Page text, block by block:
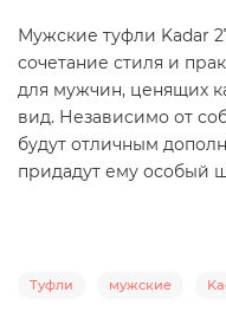
Мужские туфли Kadar
сочетание стиля и
для мужчин, ценящих
вид. Независимо от
будут отличным
придадут ему особый
Туфли мужские